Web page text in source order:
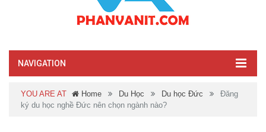
NAVIGATION
YOU ARE AT Home Du Học Du học Đức
Đăng
ký du học nghề Đức nên chọn ngành nào?